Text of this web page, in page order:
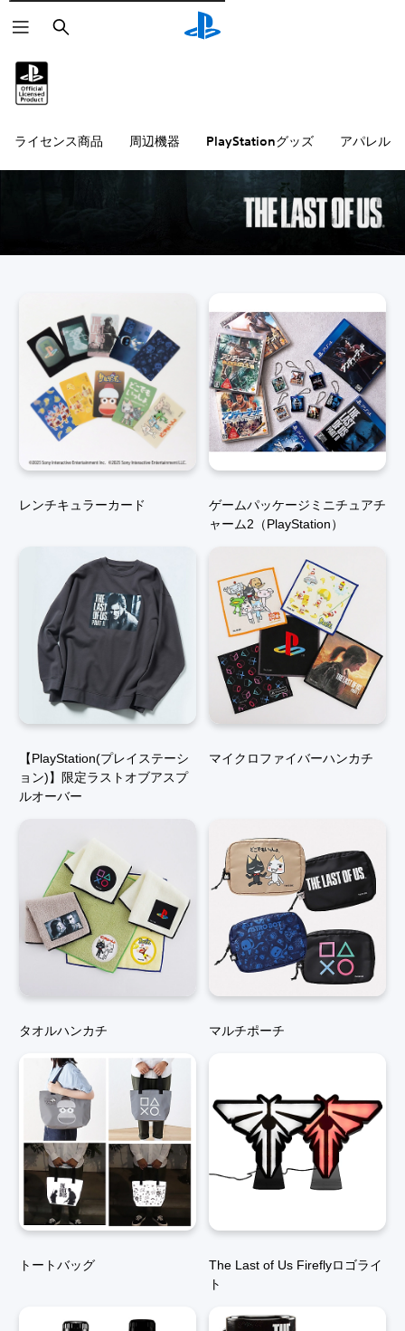
検
索
ライセンス商品 周辺機器 PlayStationグッズ アパレル
レンチキュラーカード
ゲームパッケージミニチュアチ
ャーム2（PlayStation）
【PlayStation(プレイステーシ
ョン)】限定ラストオブアスプ
ルオーバー
マイクロファイバーハンカチ
タオルハンカチ マルチポーチ
トートバッグ
The Last of Us Fireflyロゴライ
ト